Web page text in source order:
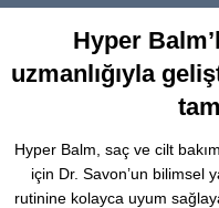
Hyper
uzmanlığıyla
Hyper Balm, saç ve cilt
için Dr. Savon’un bilimsel
rutinine kolayca uyum